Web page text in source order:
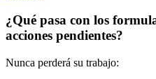
¿Qué pasa con los
acciones pendientes?
Nunca perderá su trabajo: